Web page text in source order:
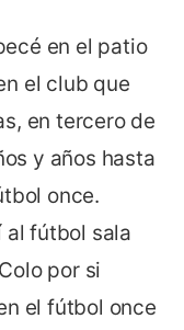
en el patio
el club que
en tercero de
y años hasta
once.
al fútbol sala
por si
el fútbol once